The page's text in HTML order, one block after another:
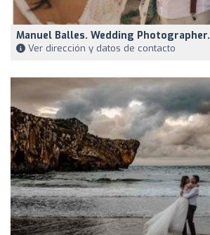
Manuel Balles. Wedding Photographer.
Ver dirección y datos de contacto